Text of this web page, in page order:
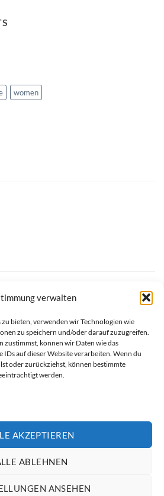
verwalten
bieten, verwenden wir Technologien wie
zu speichern und/oder darauf zuzugreifen.
zustimmst, können wir Daten wie das
auf dieser Website verarbeiten. Wenn du
oder zurückziehst, können bestimmte
werden.
AKZEPTIEREN
ABLEHNEN
ANSEHEN
women
ZAHLUNGSINFORMATIONEN